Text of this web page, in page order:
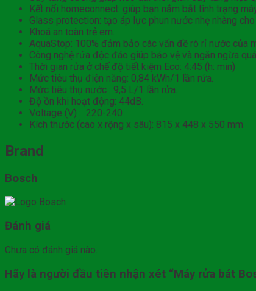
Kết nối homeconnect: giúp bạn nắm bắt tình trạng
Glass protection: tạo áp lực phun nước nhẹ nhàng
Khoá an toàn trẻ em.
AquaStop: 100% đảm bảo các vấn đề rò rỉ nước của
Công nghệ rửa độc đáo giúp bảo vệ và ngăn ngừa
Thời gian rửa ở chế độ tiết kiệm Eco: 4:45 (h: min)
Mức tiêu thụ điện năng: 0,84 kWh/1 lần rửa.
Mức tiêu thụ nước : 9,5 L/1 lần rửa.
Độ ồn khi hoạt động: 44dB.
Voltage (V) : 220-240
Kích thước (cao x rộng x sâu): 815 x 448 x 550 mm
Brand
Bosch
Đánh giá
Chưa có đánh giá nào.
Hãy là người đầu tiên nhận xét “Máy rửa bát